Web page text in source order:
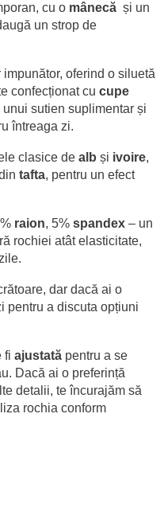
cu o mânecă și un
un strop de
oferind o siluetă
confecționat cu cupe
sutien suplimentar și
întreaga zi.
clasice de alb și ivoire,
tafta, pentru un efect
raion, 5% spandex – un
rochiei atât elasticitate,
dar dacă ai o
pentru a discuta opțiuni
fi ajustată pentru a se
Dacă ai o preferință
detalii, te încurajăm să
rochia conform